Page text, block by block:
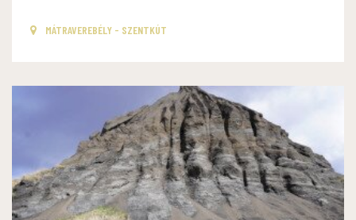
MÁTRAVEREBÉLY - SZENTKÚT